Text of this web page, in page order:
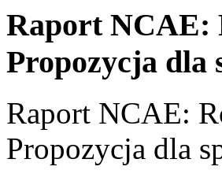
Raport NCAE:
Propozycja dla
Raport NCAE:
Propozycja dla